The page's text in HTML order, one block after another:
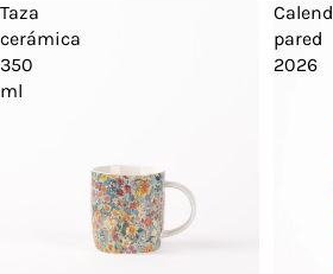
Taza
cerámica
350
ml
pared
2026